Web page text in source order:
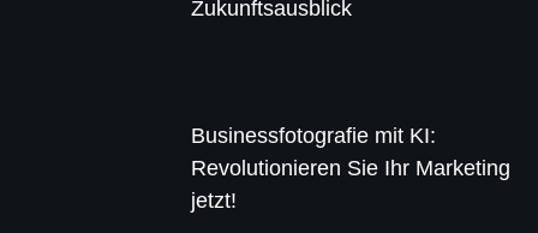
Zukunftsausblick
Businessfotografie mit KI:
Revolutionieren Sie Ihr Marketing
jetzt!